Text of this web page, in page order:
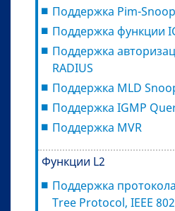
Поддержка Pim-
Поддержка функции
Поддержка
RADIUS
Поддержка MLD
Поддержка IGMP
Поддержка MVR
Функции L2
Поддержка
Tree Protocol, IEEE